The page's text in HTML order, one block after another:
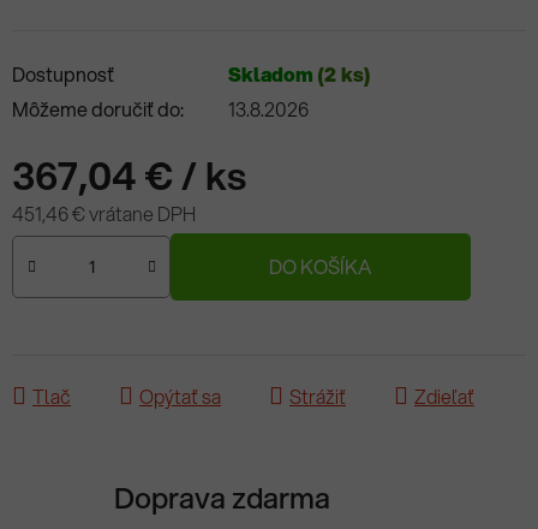
Dostupnosť Skladom (2 ks)
Môžeme doručiť do:
13.8.2026
367,04 €/ ks
451,46 € vrátane DPH
DO KOŠÍKA
Tlač Opýtať sa Strážiť Zdieľať
Doprava zdarma